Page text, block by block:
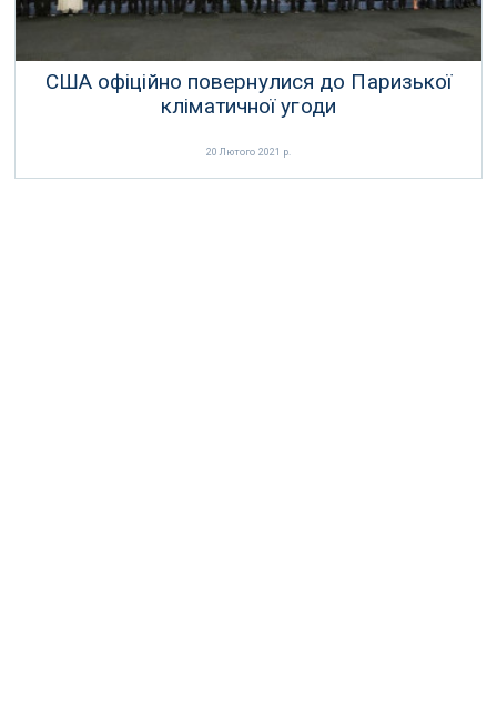
США офіційно повернулися до Паризької
кліматичної угоди
20 Лютого 2021 р.